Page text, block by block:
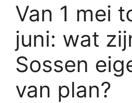
Van 1 mei
juni: wat
Sossen
van plan?